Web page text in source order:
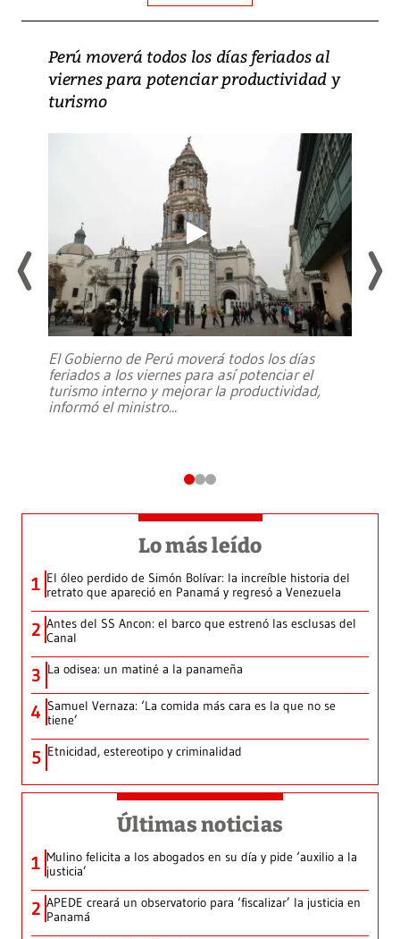
Perú moverá todos los días feriados al
viernes para potenciar productividad y
turismo
El Gobierno de Perú moverá todos los días
feriados a los viernes para así potenciar el
turismo interno y mejorar la productividad,
informó el ministro...
Lo más leído
1 El óleo perdido de Simón Bolívar: la increíble historia del
retrato que apareció en Panamá y regresó a Venezuela
2 Antes del SS Ancon: el barco que estrenó las esclusas del
Canal
3 La odisea: un matiné a la panameña
4 Samuel Vernaza: ‘La comida más cara es la que no se
tiene’
5 Etnicidad, estereotipo y criminalidad
Últimas noticias
1 Mulino felicita a los abogados en su día y pide ‘auxilio a la
justicia’
2 APEDE creará un observatorio para ‘fiscalizar’ la justicia en
Panamá